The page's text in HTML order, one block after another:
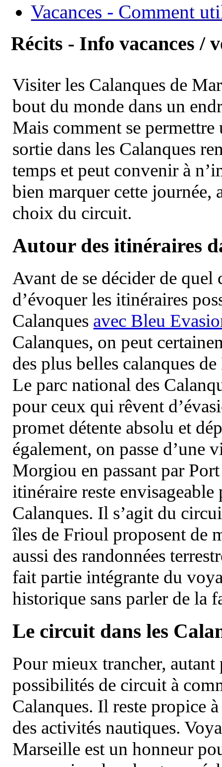
Vacances - Comment
Récits - Info vacances /
Visiter les Calanques de
bout du monde dans un
Mais comment se permettre
sortie dans les Calanques
temps et peut convenir à
bien marquer cette journée,
choix du circuit.
Autour des itinéraires
Avant de se décider de
d’évoquer les itinéraires
Calanques avec Bleu
Calanques, on peut
des plus belles calanques
Le parc national des
pour ceux qui rêvent
promet détente absolu et
également, on passe d’une
Morgiou en passant par
itinéraire reste
Calanques. Il s’agit du
îles de Frioul proposent de
aussi des randonnées
fait partie intégrante du
historique sans parler de la
Le circuit dans les
Pour mieux trancher, autant
possibilités de circuit à
Calanques. Il reste propice
des activités nautiques.
Marseille est un honneur